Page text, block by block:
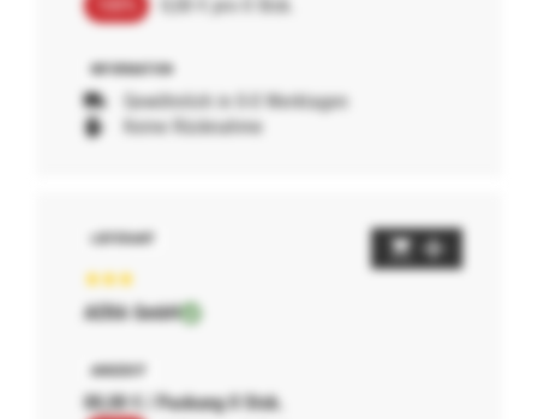
Gewöhnlich in 0-0 Werktagen
Keine Rücknahme
AERA GmbH
00,00 € / Packung 0 Stck.